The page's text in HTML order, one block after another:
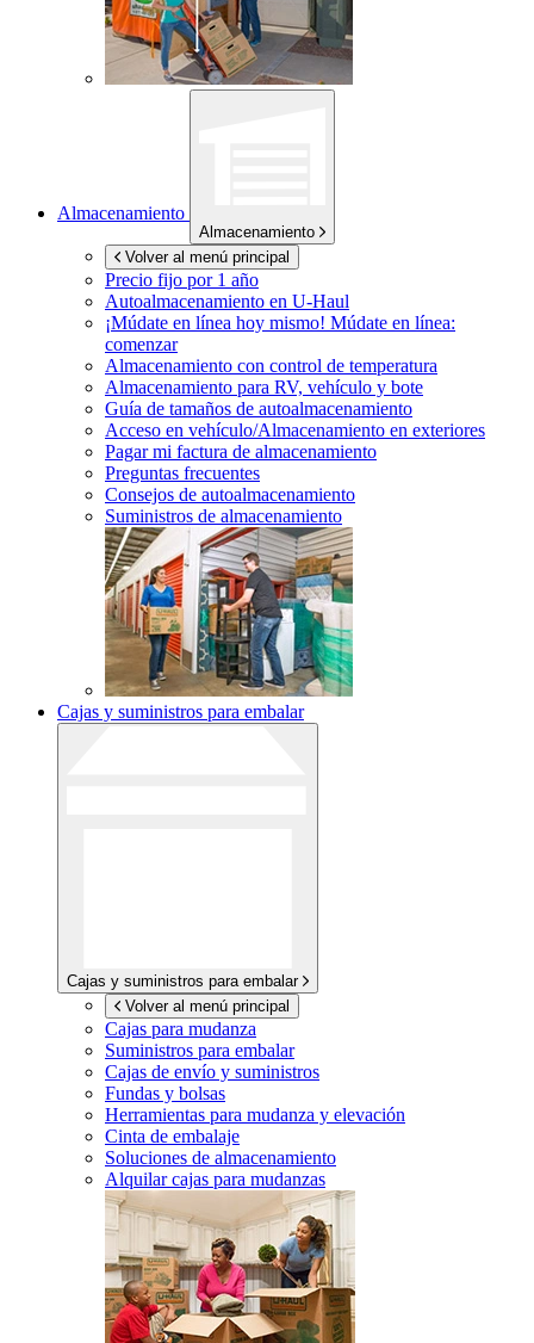
Almacenamiento
Almacenamiento
Volver al menú principal
Precio fijo por 1 año
Autoalmacenamiento en U-Haul
¡Múdate en línea hoy mismo! Múdate en línea:
comenzar
Almacenamiento con control de temperatura
Almacenamiento para RV, vehículo y bote
Guía de tamaños de autoalmacenamiento
Acceso en vehículo/Almacenamiento en exteriores
Pagar mi factura de almacenamiento
Preguntas frecuentes
Consejos de autoalmacenamiento
Suministros de almacenamiento
Cajas y suministros para embalar
Cajas y suministros para embalar
Volver al menú principal
Cajas para mudanza
Suministros para embalar
Cajas de envío y suministros
Fundas y bolsas
Herramientas para mudanza y elevación
Cinta de embalaje
Soluciones de almacenamiento
Alquilar cajas para mudanzas